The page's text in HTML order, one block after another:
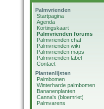
Palmvrienden
Startpagina
Agenda
Kortingskaart
Palmvrienden forums
Palmvrienden chat
Palmvrienden wiki
Palmvrienden maps
Palmvrienden label
Contact
Plantenlijsten
Palmbomen
Winterharde palmbomen
Bananenplanten
Canna's (bloemriet)
Palmvarens